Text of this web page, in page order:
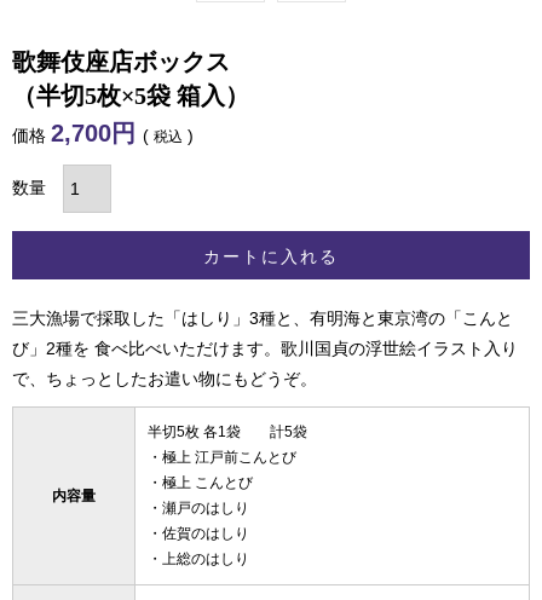
歌舞伎座店ボックス
（半切5枚×5袋 箱入）
価格 2,700 税込
カートに入れる
三大漁場で採取した「はしり」3種と、有明海と東京湾の「こんと
び」2種を 食べ比べいただけます。歌川国貞の浮世絵イラスト入り
で、ちょっとしたお遣い物にもどうぞ。
内容量
半切5枚 各1袋 計5袋
・極上 江戸前こんとび
・極上 こんとび
・瀬戸のはしり
・佐賀のはしり
・上総のはしり